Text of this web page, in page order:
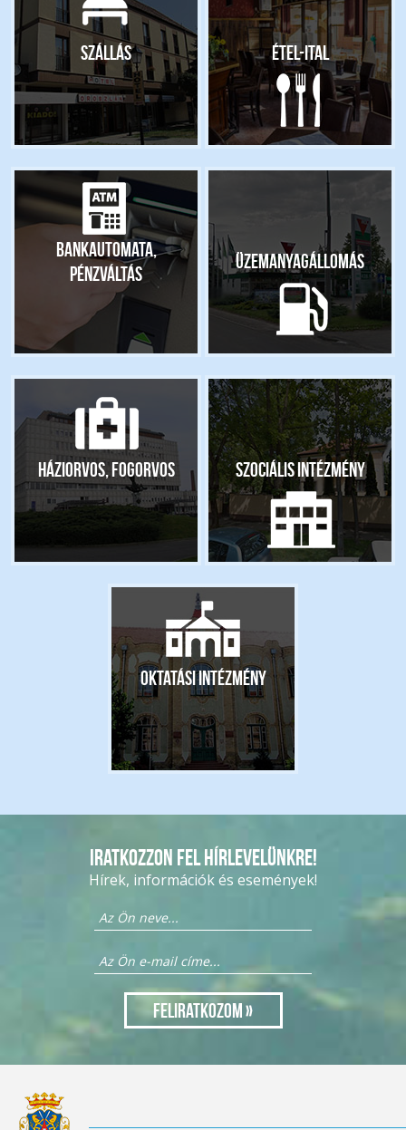
Szállás Étel-ital
Bankautomata,
pénzváltás
Üzemanyagállomás
Háziorvos, fogorvos Szociális intézmény
Oktatási intézmény
Iratkozzon fel hírlevelünkre!
Hírek, információk és események!